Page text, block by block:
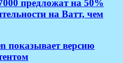
предложат на 50%
на Ватт, чем
показывает версию